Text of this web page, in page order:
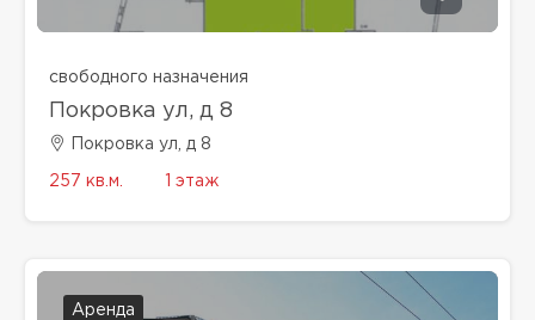
свободного назначения
Покровка ул, д 8
Покровка ул, д 8
257 кв.м. 1 этаж
Аренда